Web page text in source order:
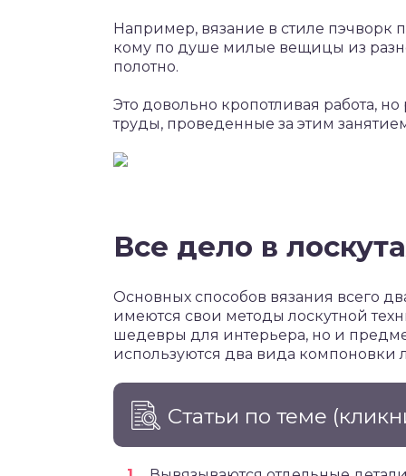
Например, вязание в стиле пэчворк
кому по душе милые вещицы из
полотно.
Это довольно кропотливая работа,
труды, проведенные за этим
Все дело в
Основных способов вязания всего
имеются свои методы лоскутной
шедевры для интерьера, но и
используются два вида компоновки
Статьи по теме